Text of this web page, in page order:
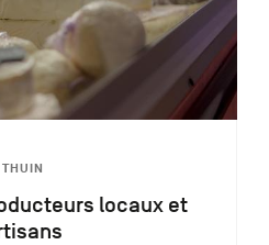
THUIN
locaux et